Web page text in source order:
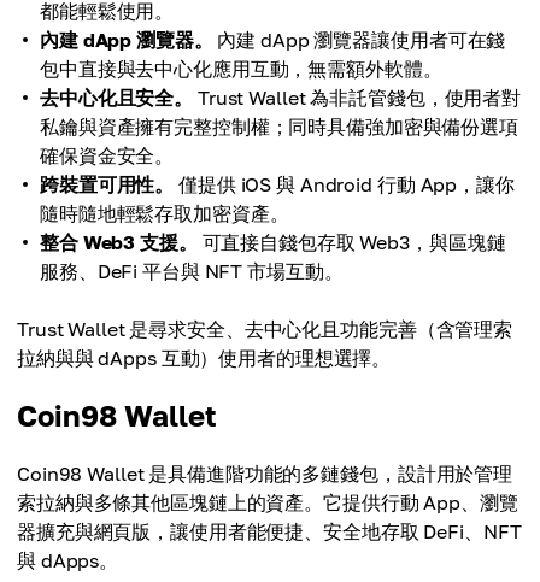
都能輕鬆使用。
內建 dApp 瀏覽器。
內建 dApp 瀏覽器讓使用者可在錢
包中直接與去中心化應用互動，無需額外軟體。
去中心化且安全。
Trust Wallet 為非託管錢包，使用者對
私鑰與資產擁有完整控制權；同時具備強加密與備份選項
確保資金安全。
跨裝置可用性。
僅提供 iOS 與 Android 行動 App，讓你
隨時隨地輕鬆存取加密資產。
整合 Web3 支援。
可直接自錢包存取 Web3，與區塊鏈
服務、DeFi 平台與 NFT 市場互動。
Trust Wallet 是尋求安全、去中心化且功能完善（含管理索
拉納與與 dApps 互動）使用者的理想選擇。
Coin98 Wallet
Coin98 Wallet 是具備進階功能的多鏈錢包，設計用於管理
索拉納與多條其他區塊鏈上的資產。它提供行動 App、瀏覽
器擴充與網頁版，讓使用者能便捷、安全地存取 DeFi、NFT
與 dApps。